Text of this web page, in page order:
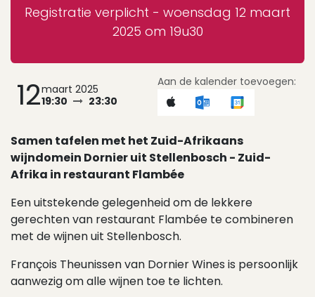
Registratie verplicht - woensdag 12 maart
2025 om 19u30
12maart 2025
19:30
23:30
Aan de kalender toevoegen:
Samen tafelen met het Zuid-Afrikaans
wijndomein Dornier uit Stellenbosch - Zuid-
Afrika in restaurant Flambée
Een uitstekende gelegenheid om de lekkere
gerechten van restaurant Flambée te combineren
met de wijnen uit Stellenbosch.
François Theunissen van Dornier Wines is persoonlijk
aanwezig om alle wijnen toe te lichten.